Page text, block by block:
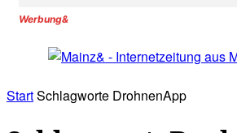
Werbung&
StartSchlagworte DrohnenApp